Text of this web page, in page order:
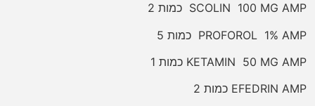
SCOLIN 100 MG AMP כמות 2
PROFOROL 1% AMP כמות 5
KETAMIN 50 MG AMP כמות 1
EFEDRIN AMP כמות 2